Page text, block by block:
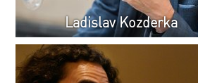
Ladislav Kozderka